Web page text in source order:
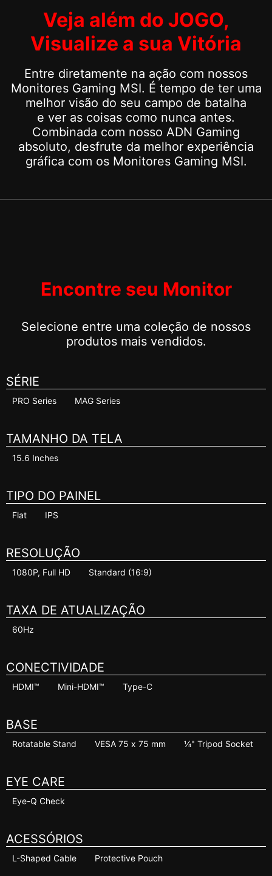
Veja além do JOGO,
Visualize a sua Vitória
Entre diretamente na ação com nossos
Monitores Gaming MSI. É tempo de ter uma
melhor visão do seu campo de batalha
e ver as coisas como nunca antes.
Combinada com nosso ADN Gaming
absoluto, desfrute da melhor experiência
gráfica com os Monitores Gaming MSI.
Encontre seu Monitor
Selecione entre uma coleção de nossos
produtos mais vendidos.
SÉRIE
PRO Series MAG Series
TAMANHO DA TELA
15.6 Inches
TIPO DO PAINEL
Flat IPS
RESOLUÇÃO
1080P, Full HD Standard (16:9)
TAXA DE ATUALIZAÇÃO
60Hz
CONECTIVIDADE
HDMI™ Mini-HDMI™ Type-C
BASE
Rotatable Stand VESA 75 x 75 mm ¼" Tripod Socket
EYE CARE
Eye-Q Check
ACESSÓRIOS
L-Shaped Cable Protective Pouch